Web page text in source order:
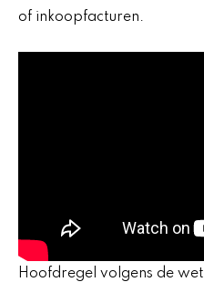
of inkoopfacturen.
Hoofdregel volgens de wet